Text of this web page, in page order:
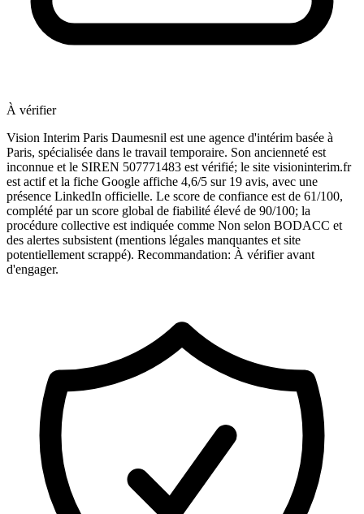
À vérifier
Vision Interim Paris Daumesnil est une agence d'intérim basée à
Paris, spécialisée dans le travail temporaire. Son ancienneté est
inconnue et le SIREN 507771483 est vérifié; le site visioninterim.fr
est actif et la fiche Google affiche 4,6/5 sur 19 avis, avec une
présence LinkedIn officielle. Le score de confiance est de 61/100,
complété par un score global de fiabilité élevé de 90/100; la
procédure collective est indiquée comme Non selon BODACC et
des alertes subsistent (mentions légales manquantes et site
potentiellement scrappé). Recommandation: À vérifier avant
d'engager.